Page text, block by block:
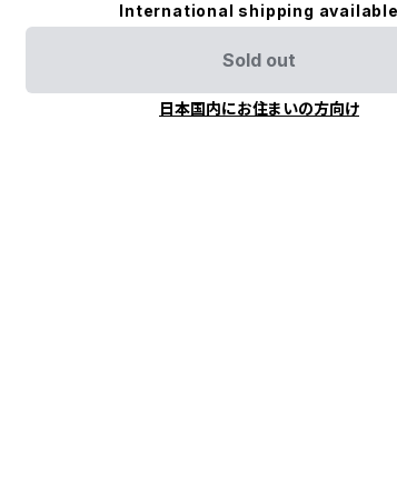
International shipping available
Sold out
日本国内にお住まいの方向け